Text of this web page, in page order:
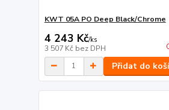
KWT 05A PO Deep Black/Chrome
4 243 Kč/ks
3 507 Kč bez DPH
Přidat do